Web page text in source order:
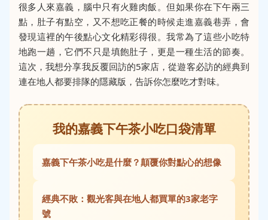
很多人來嘉義，腦中只有火雞肉飯。但如果你在下午兩三
點，肚子有點空，又不想吃正餐的時候走進嘉義巷弄，會
發現這裡的午後點心文化精彩得很。我常為了這些小吃特
地跑一趟，它們不只是填飽肚子，更是一種生活的節奏。
這次，我想分享我反覆回訪的5家店，從遊客必訪的經典到
連在地人都要排隊的隱藏版，告訴你怎麼吃才對味。
我的嘉義下午茶小吃口袋清單
嘉義下午茶小吃是什麼？顛覆你對點心的想像
經典不敗：觀光客與在地人都買單的3家老字
號